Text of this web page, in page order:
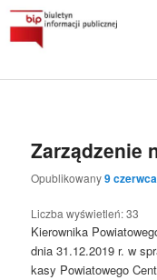
Przeskocz
do
tekstu
Biuletyn
Powiatowe Centrum
Główne
Zarządzenie
Opublikowany9
Liczba wyświetleń:33
Kierownika
dnia 31.12.2019 r. w
kasy Powiatowego